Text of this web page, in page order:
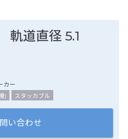
道直径 5.1
カー
)
スタッカブル
い合わせ